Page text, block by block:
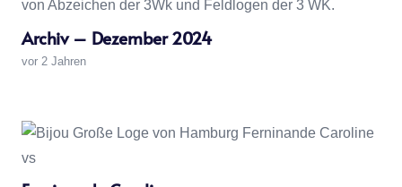
Archiv – Dezember 2024
vor 2 Jahren